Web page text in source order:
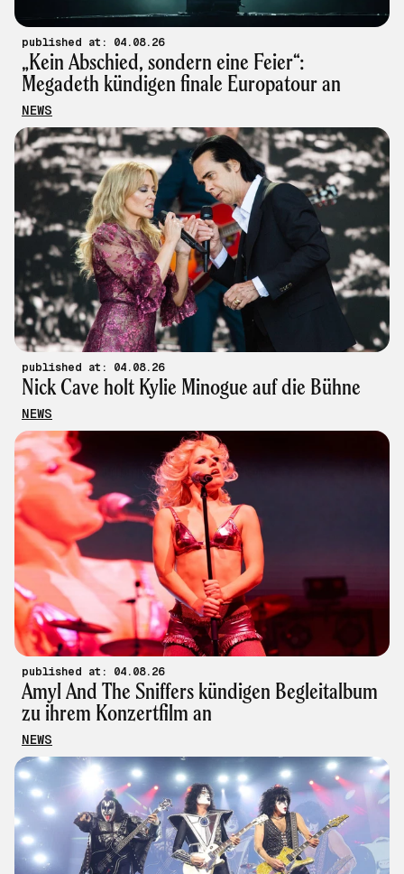
published at: 04.08.26
„Kein Abschied, sondern eine Feier“:
Megadeth kündigen finale Europatour an
NEWS
published at: 04.08.26
Nick Cave holt Kylie Minogue auf die Bühne
NEWS
published at: 04.08.26
Amyl And The Sniffers kündigen Begleitalbum
zu ihrem Konzertfilm an
NEWS